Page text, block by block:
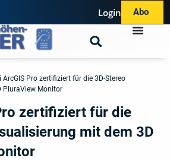
Login Abo
ArcGIS Pro zertifiziert für die 3D-Stereo
PluraView Monitor
zertifiziert für die
mit dem 3D